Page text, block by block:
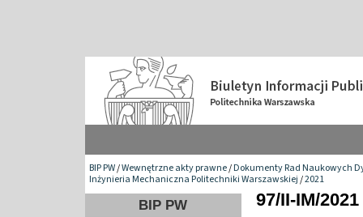
BIP PW/Wewnętrzne akty prawne/Dokumenty Rad Naukowych
Inżynieria Mechaniczna Politechniki Warszawskiej/2021
BIP PW 97/II-IM/2021